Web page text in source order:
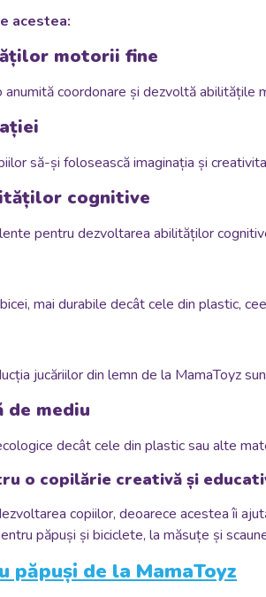
acestea:
motorii fine
anumită coordonare și dezvoltă
să-și folosească imaginația și
cognitive
pentru dezvoltarea abilităților
mai durabile decât cele din plastic,
jucăriilor din lemn de la MamaToyz
mediu
decât cele din plastic sau alte
o copilărie creativă și
copiilor, deoarece acestea îi
păpuși și biciclete, la măsuțe și
păpuși de la MamaToyz